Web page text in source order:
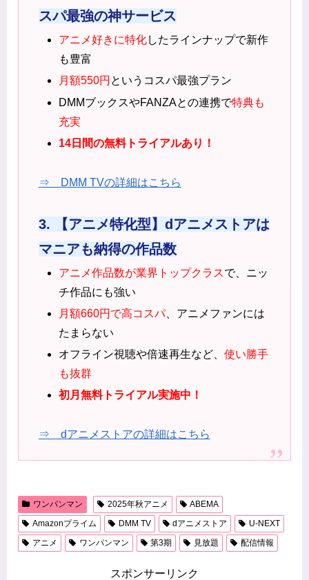
スパ最強の神サービス
アニメ好きに特化したラインナップで新作
も豊富
月額550円 というコスパ最強プラン
DMMブックスやFANZAとの連携で特典も
充実
14日間の無料トライアルあり！
⇒ DMM TVの詳細はこちら
3. 【アニメ特化型】dアニメストアは
マニアも納得の作品数
アニメ作品数が業界トップクラスで、ニッ
チ作品にも強い
月額660円で高コスパ、アニメファンには
たまらない
オフライン視聴や倍速再生など、 使い勝手
も抜群
初月無料トライアル実施中！
⇒ dアニメストアの詳細はこちら
ワンパンマン 2025年秋アニメ
ABEMA
Amazonプライム
DMM TV dアニメストア
U-NEXT
アニメ
ワンパンマン 第3期 見放題 配信情報
スポンサーリンク